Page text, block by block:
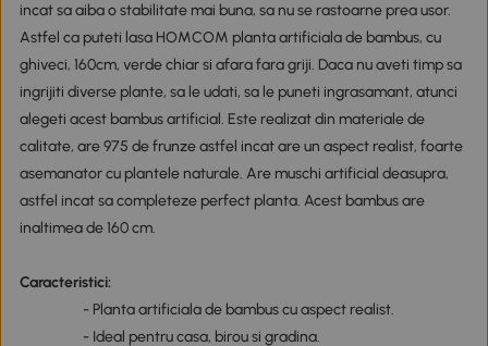
incat sa aiba o stabilitate mai buna, sa nu se rastoarne prea usor.
Astfel ca puteti lasa HOMCOM planta artificiala de bambus, cu
ghiveci, 160cm, verde chiar si afara fara griji. Daca nu aveti timp sa
ingrijiti diverse plante, sa le udati, sa le puneti ingrasamant, atunci
alegeti acest bambus artificial. Este realizat din materiale de
calitate, are 975 de frunze astfel incat are un aspect realist, foarte
asemanator cu plantele naturale. Are muschi artificial deasupra,
astfel incat sa completeze perfect planta. Acest bambus are
inaltimea de 160 cm.
Caracteristici:
- Planta artificiala de bambus cu aspect realist.
- Ideal pentru casa, birou si gradina.